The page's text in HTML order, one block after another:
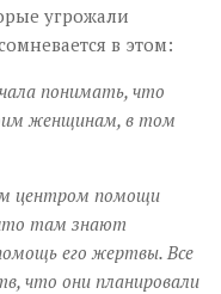
угрожали
в этом:
понимать, что
женщинам, в том
центром помощи
там знают
его жертвы. Все
что они планировали